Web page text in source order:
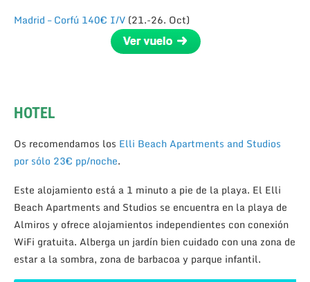
Madrid – Corfú 140€ I/V (21.-26. Oct)
HOTEL
Os recomendamos los Elli Beach Apartments and Studios
por sólo 23€ pp/noche.
Este alojamiento está a 1 minuto a pie de la playa. El Elli
Beach Apartments and Studios se encuentra en la playa de
Almiros y ofrece alojamientos independientes con conexión
WiFi gratuita. Alberga un jardín bien cuidado con una zona de
estar a la sombra, zona de barbacoa y parque infantil.